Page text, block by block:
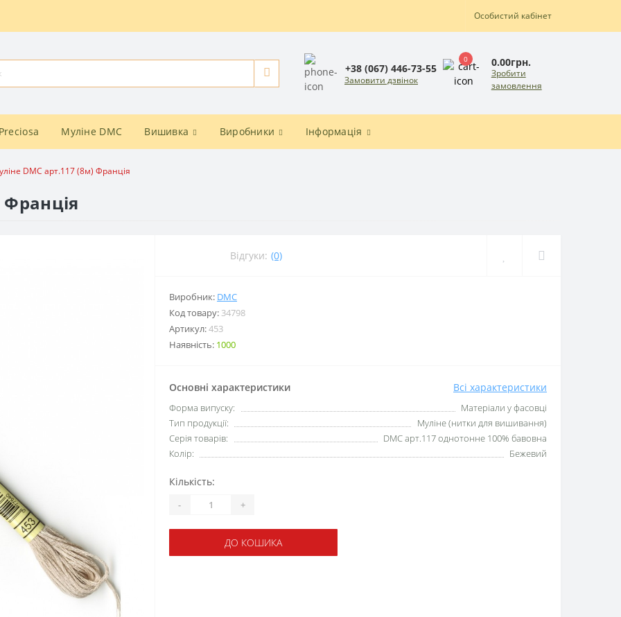
Особистий кабінет
+38 (067) 446-73-55
Замовити дзвінок
0 0.00грн.
Зробити
замовлення
Муліне DMC Вишивка Виробники Інформація
DMC арт.117 (8м) Франція
Франція
Відгуки: (0)
Виробник: DMC
Код товару: 34798
Артикул:453
Наявність: 1000
Основні характеристики Всі характеристики
Форма випуску:
Матеріали у фасовці
Тип продукції:
Муліне (нитки для вишивання)
Серія товарів:
DMC арт.117 однотонне 100% бавовна
Колір:
Бежевий
Кількість:
- +
ДО КОШИКА